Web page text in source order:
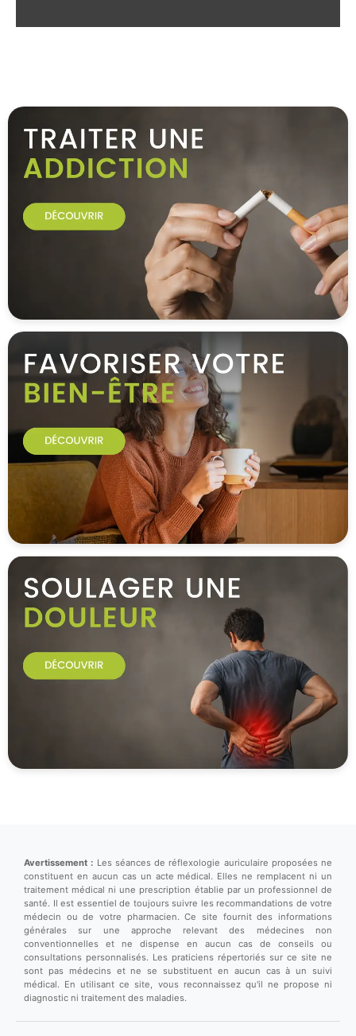
Avertissement : Les séances de réflexologie auriculaire proposées ne
constituent en aucun cas un acte médical. Elles ne remplacent ni un
traitement médical ni une prescription établie par un professionnel de
santé. Il est essentiel de toujours suivre les recommandations de votre
médecin ou de votre pharmacien. Ce site fournit des informations
générales sur une approche relevant des médecines non
conventionnelles et ne dispense en aucun cas de conseils ou
consultations personnalisés. Les praticiens répertoriés sur ce site ne
sont pas médecins et ne se substituent en aucun cas à un suivi
médical. En utilisant ce site, vous reconnaissez qu'il ne propose ni
diagnostic ni traitement des maladies.